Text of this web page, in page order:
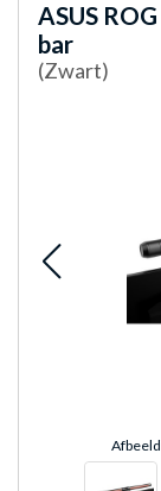
ASUS
bar
(Zwart)